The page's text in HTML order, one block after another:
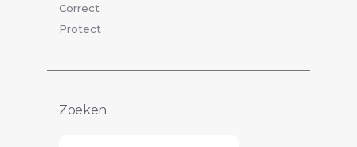
Correct
Protect
Zoeken